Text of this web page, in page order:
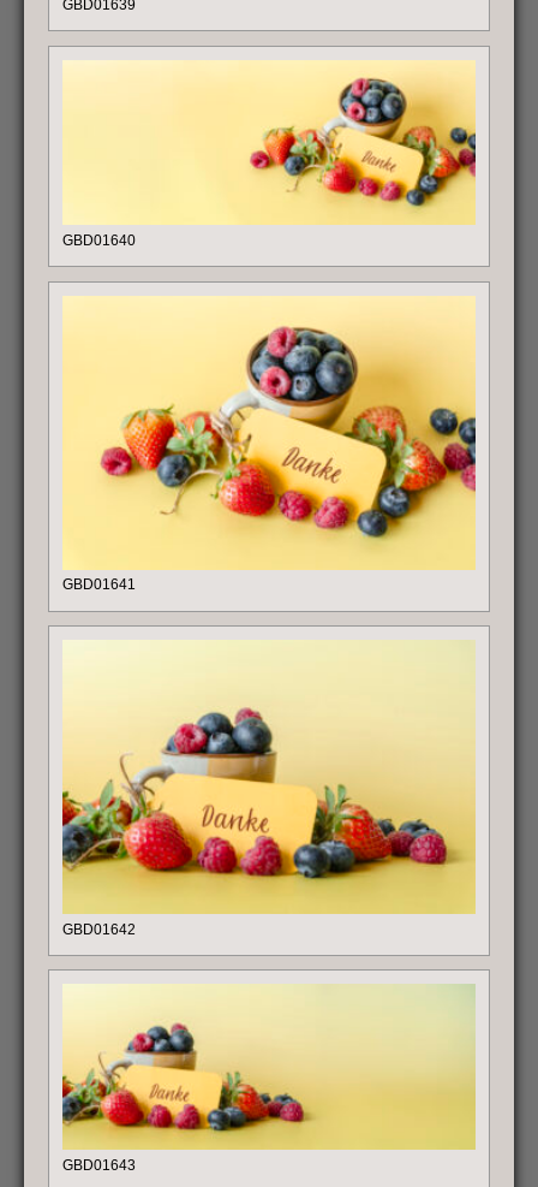
GBD01639
GBD01640
GBD01641
GBD01642
GBD01643